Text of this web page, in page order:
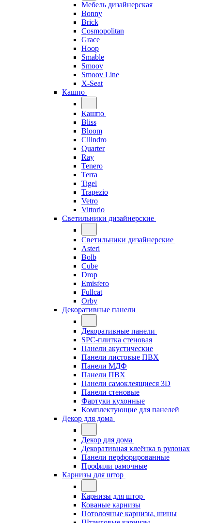
Мебель дизайнерская
Bonny
Brick
Cosmopolitan
Grace
Hoop
Smable
Smoov
Smoov Line
X-Seat
Кашпо
Кашпо
Bliss
Bloom
Cilindro
Quarter
Ray
Tenero
Terra
Tigel
Trapezio
Vetro
Vittorio
Светильники дизайнерские
Светильники дизайнерские
Asteri
Bolb
Cube
Drop
Emisfero
Fullcat
Orby
Декоративные панели
Декоративные панели
SPC-плитка стеновая
Панели акустические
Панели листовые ПВХ
Панели МДФ
Панели ПВХ
Панели самоклеящиеся 3D
Панели стеновые
Фартуки кухонные
Комплектующие для панелей
Декор для дома
Декор для дома
Декоративная клеёнка в рулонах
Панели перфорированные
Профили рамочные
Карнизы для штор
Карнизы для штор
Кованые карнизы
Потолочные карнизы, шины